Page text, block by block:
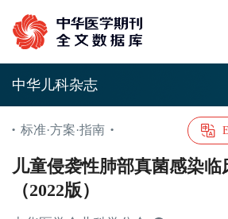
中华儿科杂志
• 标准·方案·指南 •
儿童侵袭性肺部真菌感染
（2022版）